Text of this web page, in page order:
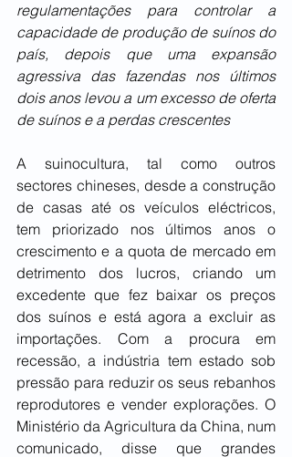
regulamentações para controlar a
capacidade de produção de suínos do
país, depois que uma expansão
agressiva das fazendas nos últimos
dois anos levou a um excesso de oferta
de suínos e a perdas crescentes
A suinocultura, tal como outros
sectores chineses, desde a construção
de casas até os veículos eléctricos,
tem priorizado nos últimos anos o
crescimento e a quota de mercado em
detrimento dos lucros, criando um
excedente que fez baixar os preços
dos suínos e está agora a excluir as
importações. Com a procura em
recessão, a indústria tem estado sob
pressão para reduzir os seus rebanhos
reprodutores e vender explorações. O
Ministério da Agricultura da China, num
comunicado, disse que grandes